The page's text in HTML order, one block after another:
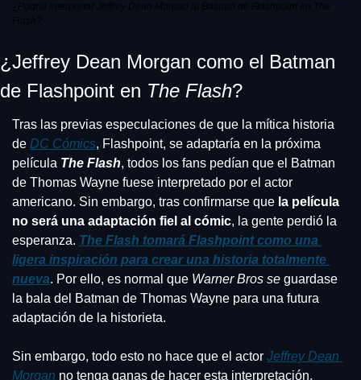
¿Podría interpretar Jeffrey Dean Morgan al Batman de Flashpoint en The
Flash?
¿Jeffrey Dean Morgan como el Batman
de Flashpoint en The Flash?
Tras las previas especulaciones de que la mítica historia
de DC Cómics, Flashpoint, se adaptaría en la próxima
película The Flash, todos los fans pedían que el Batman
de Thomas Wayne fuese interpretado por el actor
americano. Sin embargo, tras confirmarse que la película
no será una adaptación fiel al cómic, la gente perdió la
esperanza. The Flash tomará Flashpoint como una
ligera inspiración para crear una historia totalmente
nueva. Por ello, es normal que Warner Bros se guardase
la bala del Batman de Thomas Wayne para una futura
adaptación de la historieta.
Sin embargo, todo esto no hace que el actor Jeffrey Dean
Morgan no tenga ganas de hacer esta interpretación.